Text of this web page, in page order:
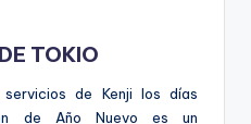
TOKIO
de Kenji los días
de Año Nuevo es un